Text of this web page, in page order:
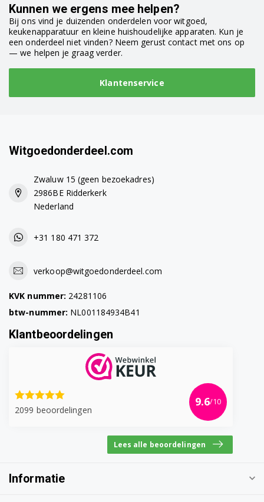
Q1467SUU/HC
Q1467UU/HC
Q1469UU/HC
Q1470/HC
WD0704CQQ/XSP
WD0704CQR/XSC
WD0704REU/YLO
WD0704RQQ/XSC
WD10J6410AX/FQ
Kunnen we ergens mee helpen?
Bij ons vind je duizenden onderdelen voor witgoed,
keukenapparatuur en kleine huishoudelijke apparaten. Kun je
een onderdeel niet vinden? Neem gerust contact met ons op
— we helpen je graag verder.
Klantenservice
Witgoedonderdeel.com
Zwaluw 15 (geen bezoekadres)
2986BE Ridderkerk
Nederland
+31 180 471 372
verkoop@witgoedonderdeel.com
KVK nummer: 24281106
btw-nummer: NL001184934B41
Klantbeoordelingen
2099 beoordelingen
9.6/10
Lees alle beoordelingen
Informatie